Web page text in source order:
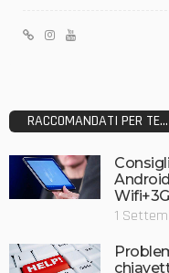
RACCOMANDATI PER TE...
1